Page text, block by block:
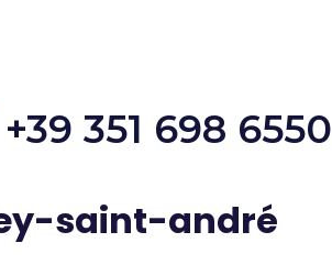
+39 351 698 6550
saint-andré